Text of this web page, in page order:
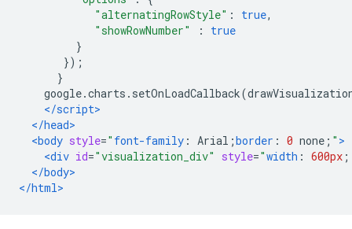
"alternatingRowStyle" : true,
"showRowNumber"
:
true
}
});
}
google.charts . setOnLoadCallback(
</script>
</head>
<body style=" font-family : Arial ;border : 0 none ; " >
<div id="visualization_div" style="width : 600px ;
</body>
</html>